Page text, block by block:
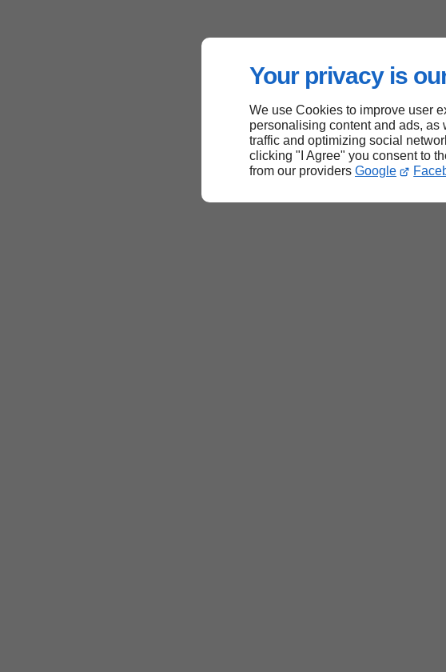
Your privacy is
We use Cookies to improve user
personalising content and ads, as
traffic and optimizing social
clicking "I Agree" you consent to
from our providers Google